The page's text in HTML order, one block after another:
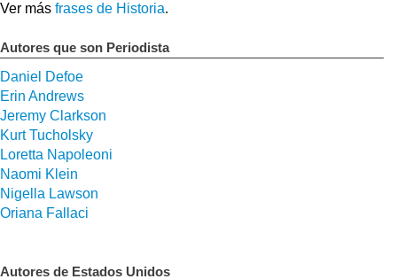
Ver más frases de Historia.
Autores que son Periodista
Daniel Defoe
Erin Andrews
Jeremy Clarkson
Kurt Tucholsky
Loretta Napoleoni
Naomi Klein
Nigella Lawson
Oriana Fallaci
Autores de Estados Unidos